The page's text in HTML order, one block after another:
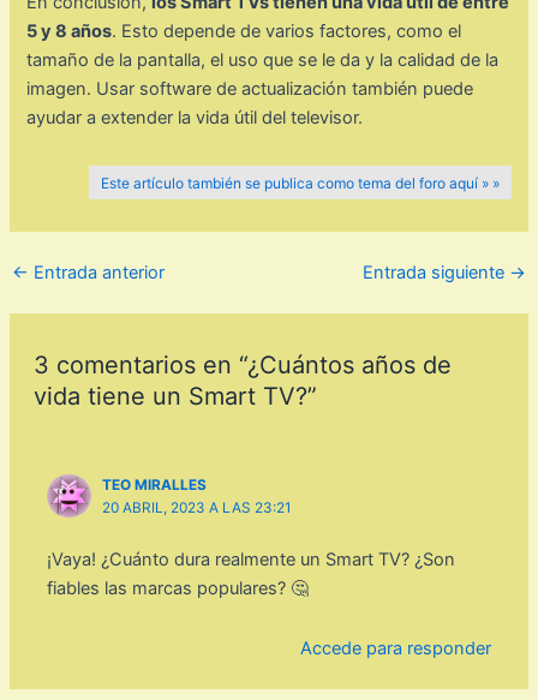
5 y 8 años. Esto depende de varios factores, como el
tamaño de la pantalla, el uso que se le da y la calidad de la
imagen. Usar software de actualización también puede
ayudar a extender la vida útil del televisor.
Este artículo también se publica como tema del foro aquí » »
← Entrada anterior Entrada siguiente →
3 comentarios en “¿Cuántos años de
vida tiene un Smart TV?”
TEO MIRALLES
20 ABRIL, 2023 A LAS 23:21
¡Vaya! ¿Cuánto dura realmente un Smart TV? ¿Son
fiables las marcas populares? 🤔
Accede para responder